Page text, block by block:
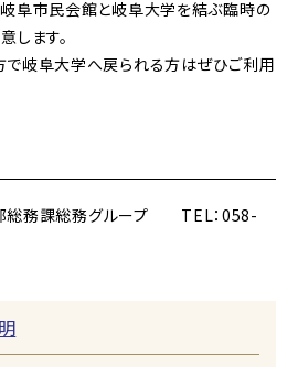
岐阜市民会館と岐阜大学を結ぶ臨時の
します。
で岐阜大学へ戻られる方はぜひご利用
総務課総務グループ TEL：058-